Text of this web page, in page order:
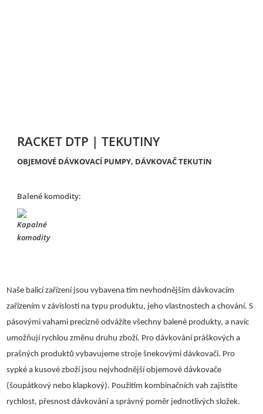
RACKET DTP | TEKUTINY
OBJEMOVÉ DÁVKOVACÍ PUMPY, DÁVKOVAČ TEKUTIN
Balené komodity:
Naše balicí zařízení jsou vybavena tím nevhodnějším dávkovacím
zařízením v závislosti na typu produktu, jeho vlastnostech a chování. S
pásovými vahami precizně odvážíte všechny balené produkty, a navíc
umožňují rychlou změnu druhu zboží. Pro dávkování práškových a
prašných produktů vybavujeme stroje šnekovými dávkovači. Pro
sypké a kusové zboží jsou nejvhodnější objemové dávkovače
(šoupátkový nebo klapkový). Použitím kombinačních vah zajistíte
rychlost, přesnost dávkování a správný poměr jednotlivých složek.